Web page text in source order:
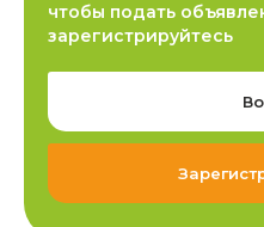
чтобы подать
зарегистрируйтесь